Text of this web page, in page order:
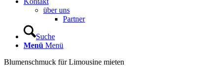
über uns
Partner
Suche
Menü Menü
Blumenschmuck für Limousine mieten